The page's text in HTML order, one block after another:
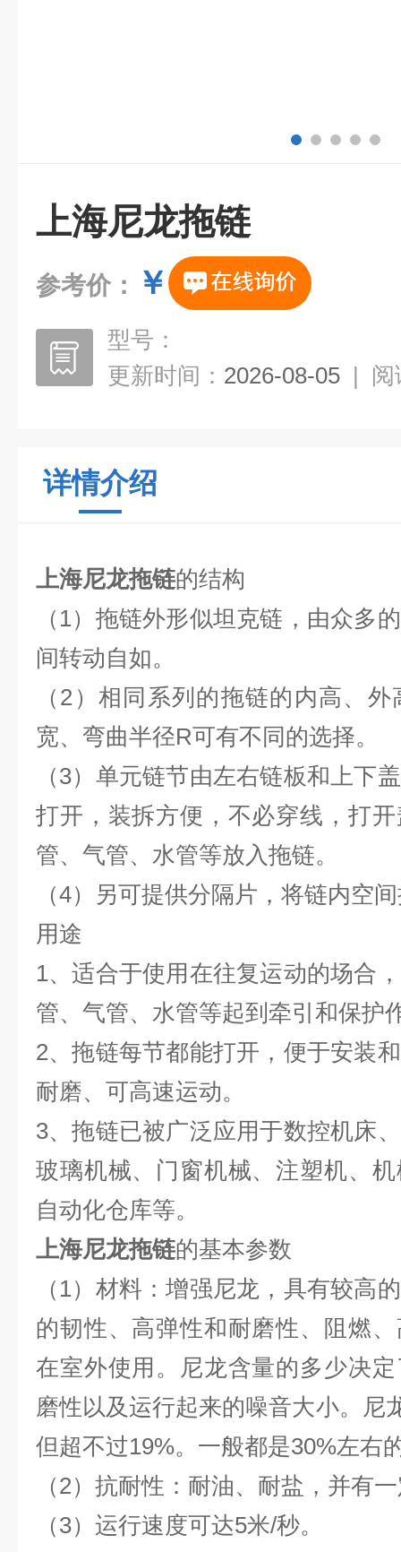
上海尼龙拖链
参考价： ￥
型号：
更新时间： 2026-08-05 | 阅
详情介绍
上海尼龙拖链的结构
（1）拖链外形似坦克链，由众多
间转动自如。
（2）相同系列的拖链的内高、
宽、弯曲半径R可有不同的选择。
（3）单元链节由左右链板和上下
打开，装拆方便，不必穿线，打
管、气管、水管等放入拖链。
（4）另可提供分隔片，将链内空
用途
1、适合于使用在往复运动的场合
管、气管、水管等起到牵引和保护
2、拖链每节都能打开，便于安装
耐磨、可高速运动。
3、拖链已被广泛应用于数控机床
玻璃机械、门窗机械、注塑机、
自动化仓库等。
上海尼龙拖链的基本参数
（1）材料：增强尼龙，具有较高
的韧性、高弹性和耐磨性、阻燃
在室外使用。尼龙含量的多少决
磨性以及运行起来的噪音大小。尼
但超不过19%。一般都是30%左右
（2）抗耐性：耐油、耐盐，并有
（3）运行速度可达5米/秒。